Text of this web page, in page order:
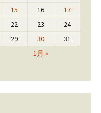
1月 »
15 16
17
22 23
24
29 30 31